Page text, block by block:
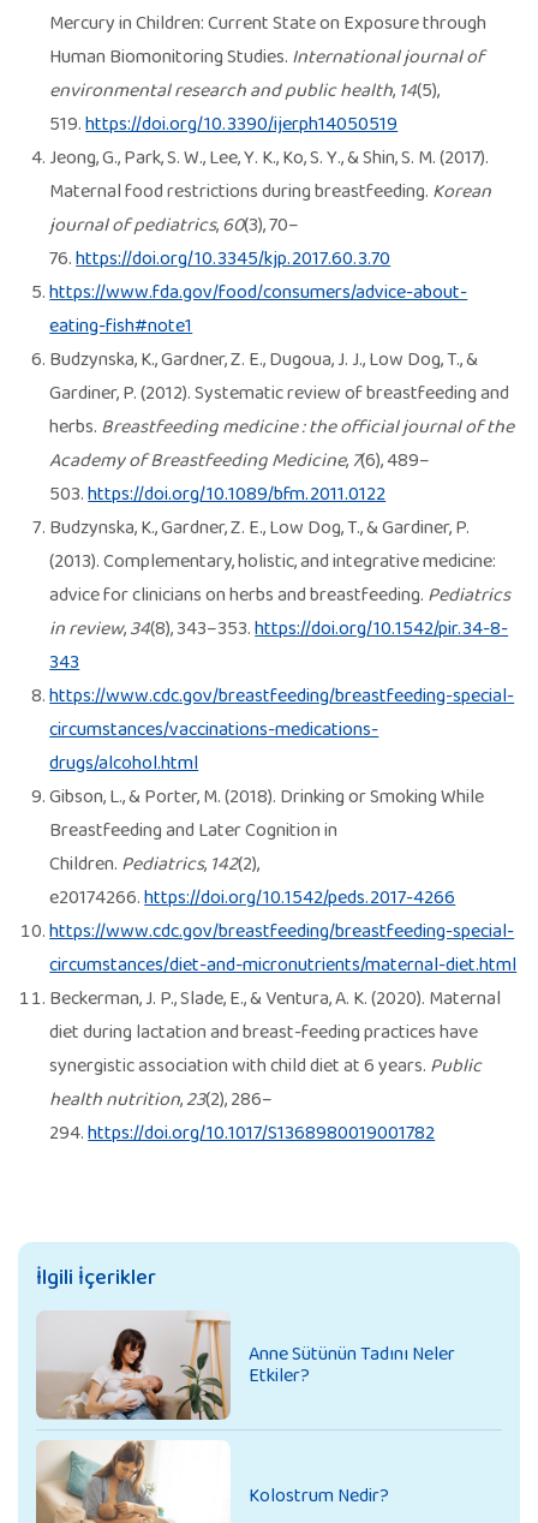
Mercury in Children: Current State on Exposure through
Human Biomonitoring Studies. International journal of
environmental research and public health, 14(5),
519.https://doi.org/10.3390/ijerph14050519
Jeong, G., Park, S. W., Lee, Y. K., Ko, S. Y., & Shin, S. M. (2017).
Maternal food restrictions during breastfeeding. Korean
journal of pediatrics,60(3), 70–
76.https://doi.org/10.3345/kjp.2017.60.3.70
https://www.fda.gov/food/consumers/advice-about-
eating-fish#note1
Budzynska, K., Gardner, Z. E., Dugoua, J. J., Low Dog, T., &
Gardiner, P. (2012). Systematic review of breastfeeding and
herbs. Breastfeeding medicine : the official journal of the
Academy of Breastfeeding Medicine, 7(6), 489–
503.https://doi.org/10.1089/bfm.2011.0122
Budzynska, K., Gardner, Z. E., Low Dog, T., & Gardiner, P.
(2013). Complementary, holistic, and integrative medicine:
advice for clinicians on herbs and breastfeeding. Pediatrics
in review,34(8), 343–353.https://doi.org/10.1542/pir.34-8-
343
https://www.cdc.gov/breastfeeding/breastfeeding-special-
circumstances/vaccinations-medications-
drugs/alcohol.html
Gibson, L., & Porter, M. (2018). Drinking or Smoking While
Breastfeeding and Later Cognition in
Children. Pediatrics, 142(2),
e20174266.https://doi.org/10.1542/peds.2017-4266
https://www.cdc.gov/breastfeeding/breastfeeding-special-
circumstances/diet-and-micronutrients/maternal-diet.html
Beckerman, J. P., Slade, E., & Ventura, A. K. (2020). Maternal
diet during lactation and breast-feeding practices have
synergistic association with child diet at 6 years. Public
health nutrition,23(2), 286–
294.https://doi.org/10.1017/S1368980019001782
İlgili İçerikler
Anne Sütünün Tadını Neler
Etkiler?
Kolostrum Nedir?